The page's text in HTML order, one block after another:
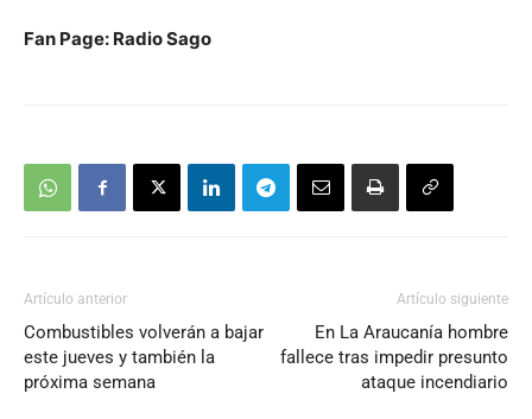
Fan Page: Radio Sago
Artículo anterior
Combustibles volverán a bajar
este jueves y también la
próxima semana
Artículo siguiente
En La Araucanía hombre
fallece tras impedir presunto
ataque incendiario